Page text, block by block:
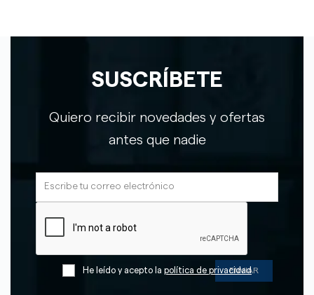
SUSCRÍBETE
Quiero recibir novedades y ofertas
antes que nadie
He leído y acepto la política de privacidad